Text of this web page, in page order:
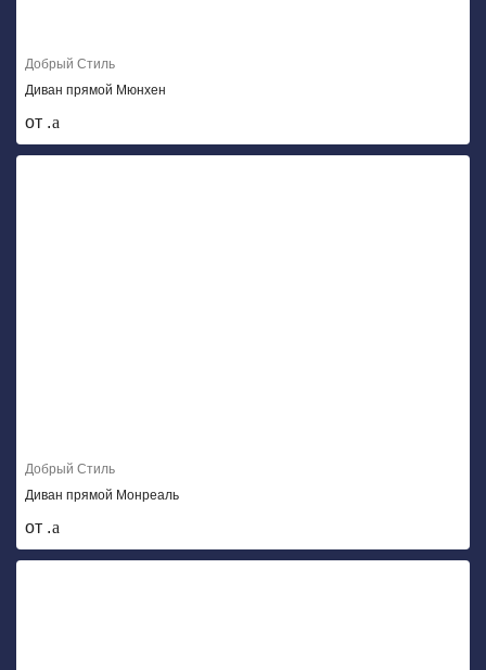
Добрый Стиль
Диван прямой Мюнхен
от .
Добрый Стиль
Диван прямой Монреаль
от .